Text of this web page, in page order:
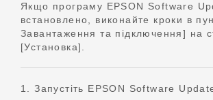
Якщо програму EPSON Software
встановлено, виконайте кроки в
Завантаження та підключення] на
[Установка].
1. Запустіть EPSON Software